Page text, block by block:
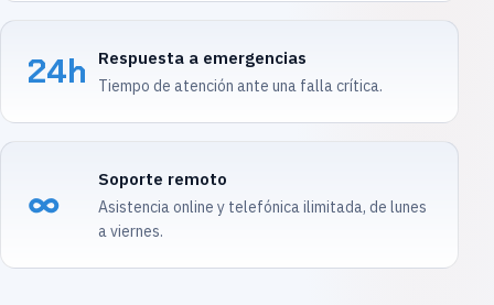
24h Respuesta a emergencias
Tiempo de atención ante una falla crítica.
∞
Soporte remoto
Asistencia online y telefónica ilimitada, de lunes
a viernes.